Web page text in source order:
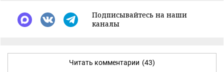
Подписывайтесь на наши
каналы
Читать комментарии (43)